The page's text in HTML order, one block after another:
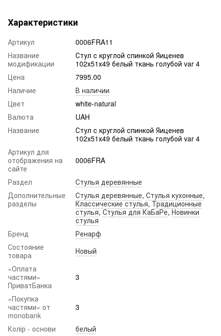
Характеристики
Артикул
0006FRA11
Название
модификации
Стул с круглой спинкой Яиценев
102х51х49 белый ткань голубой var 4
Цена
7995.00
Наличие
В наличии
Цвет
white-natural
Валюта
UAH
Название
Стул с круглой спинкой Яиценев
102х51х49 белый ткань голубой var 4
Артикул для
отображения на
сайте
0006FRA
Раздел
Стулья деревянные
Дополнительные
разделы
Стулья деревянные, Стулья кухонные,
Классические стулья,Традиционные
стулья,Стулья для КаБаРе,Новинки
стулья
Бренд
Ренарф
Состояние
товара
Новый
«Оплата
частями»
ПриватБанка
3
«Покупка
частями» от
monobank
3
Колір - основи
белый